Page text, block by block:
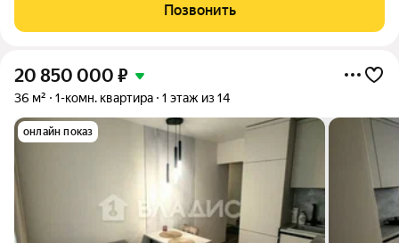
самых удобных районов Москвы. Это отличный вариант как
для собственного проживания, так
Позвонить
20 850 000 ₽
36 м² 1-комн. квартира 1 этаж из 14
онлайн показ